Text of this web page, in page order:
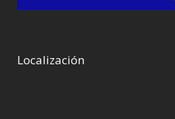
Localización